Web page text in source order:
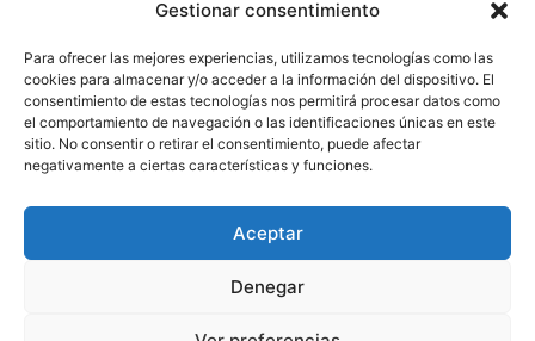
Gestionar consentimiento
Para ofrecer las mejores experiencias, utilizamos tecnologías como las
cookies para almacenar y/o acceder a la información del dispositivo. El
consentimiento de estas tecnologías nos permitirá procesar datos como
el comportamiento de navegación o las identificaciones únicas en este
sitio. No consentir o retirar el consentimiento, puede afectar
negativamente a ciertas características y funciones.
Aceptar
Denegar